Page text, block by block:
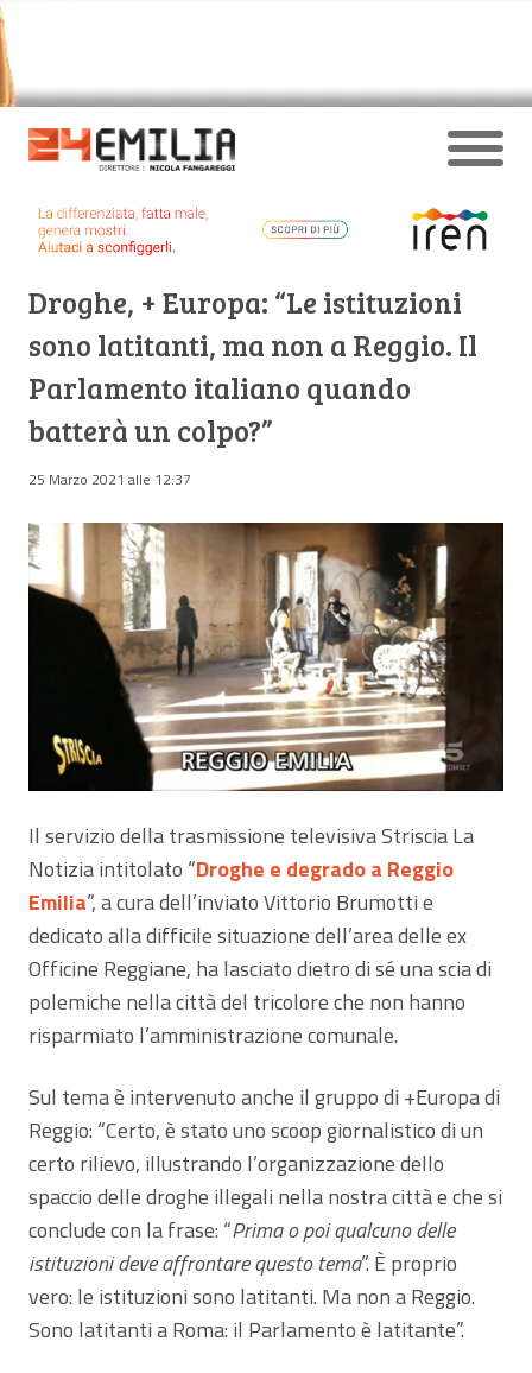
Droghe, + Europa: “Le istituzioni
sono latitanti, ma non a Reggio. Il
Parlamento italiano quando
batterà un colpo?”
25 Marzo 2021 alle 12:37
Il servizio della trasmissione televisiva Striscia La
Notizia intitolato “Droghe e degrado a Reggio
Emilia”, a cura dell’inviato Vittorio Brumotti e
dedicato alla difficile situazione dell’area delle ex
Officine Reggiane, ha lasciato dietro di sé una scia di
polemiche nella città del tricolore che non hanno
risparmiato l’amministrazione comunale.
Sul tema è intervenuto anche il gruppo di +Europa di
Reggio: “Certo, è stato uno scoop giornalistico di un
certo rilievo, illustrando l’organizzazione dello
spaccio delle droghe illegali nella nostra città e che si
conclude con la frase: “Prima o poi qualcuno delle
istituzioni deve affrontare questo tema”. È proprio
vero: le istituzioni sono latitanti. Ma non a Reggio.
Sono latitanti a Roma: il Parlamento è latitante”.